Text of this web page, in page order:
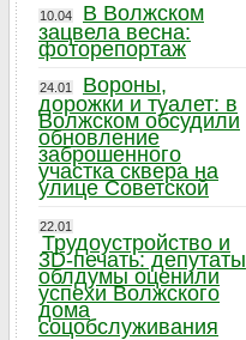
10.04
В Волжском
зацвела весна:
фоторепортаж
24.01
Вороны,
дорожки и туалет: в
Волжском обсудили
обновление
заброшенного
участка сквера на
улице Советской
22.01
Трудоустройство и
3D-печать: депутаты
облдумы оценили
успехи Волжского
дома
соцобслуживания